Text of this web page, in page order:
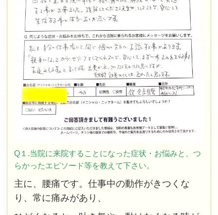
Q１.当院に来院することになった症状・お悩みと、つ
らかったエピソード等を教えて下さい。
主に、腰痛です。仕事中の動作がきつくな
り、常に痛みがあり、